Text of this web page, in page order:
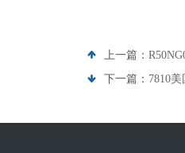
上一篇：
下一篇： 7810